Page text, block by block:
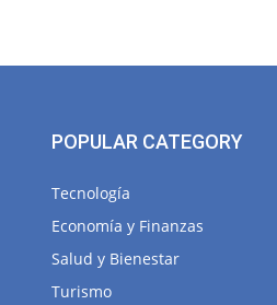
POPULAR CATEGORY
Tecnología
Economía y Finanzas
Salud y Bienestar
Turismo